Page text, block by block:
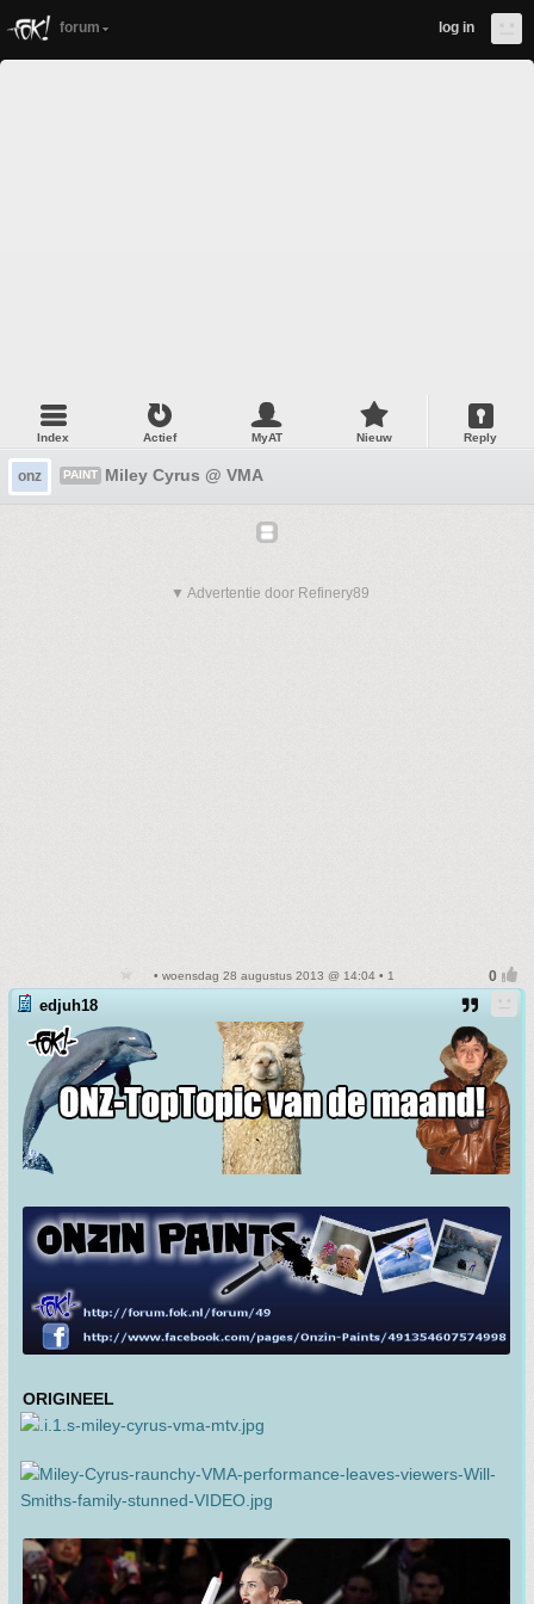
forum log in
Index Actief MyAT Nieuw Reply
onz PAINT Miley Cyrus @ VMA
▼ Advertentie door Refinery89
• woensdag 28 augustus 2013 @ 14:04 • 1
edjuh18
ORIGINEEL